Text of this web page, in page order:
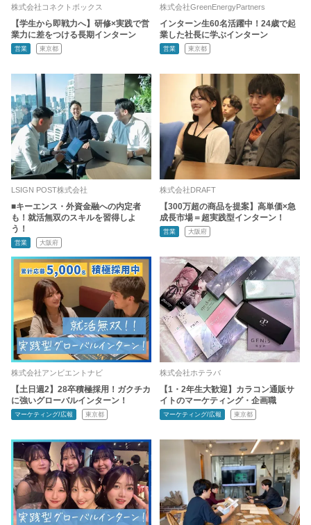
株式会社コネクトボックス
【学生から即戦力へ】研修×実践で営
業力に差をつける長期インターン
営業 東京都
株式会社GreenEnergyPartners
インターン生60名活躍中！24歳で起
業した社長に学ぶインターン
営業 東京都
LSIGN POST株式会社
■キーエンス・外資金融への内定者
も！就活無双のスキルを習得しよ
う！
営業 大阪府
株式会社DRAFT
【300万超の商品を提案】高単価×急
成長市場＝超実践型インターン！
営業 大阪府
株式会社アンビエントナビ
【土日週2】28卒積極採用！ガクチカ
に強いグローバルインターン！
マーケティング/広報 東京都
株式会社ホテラバ
【1・2年生大歓迎】カラコン通販サ
イトのマーケティング・企画職
マーケティング/広報 東京都